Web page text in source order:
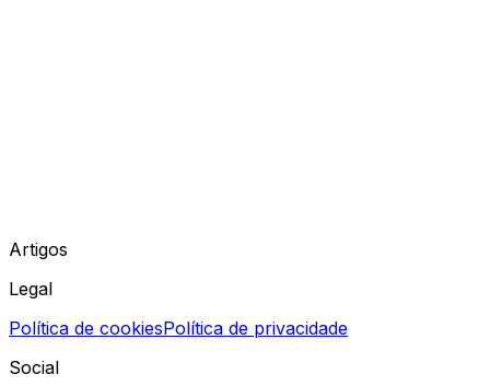
Artigos
Legal
Política de cookiesPolítica de privacidade
Social